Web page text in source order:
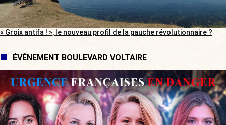
« Groix antifa ! », le nouveau profil de la gauche révolutionnaire ?
ÉVÉNEMENT BOULEVARD VOLTAIRE